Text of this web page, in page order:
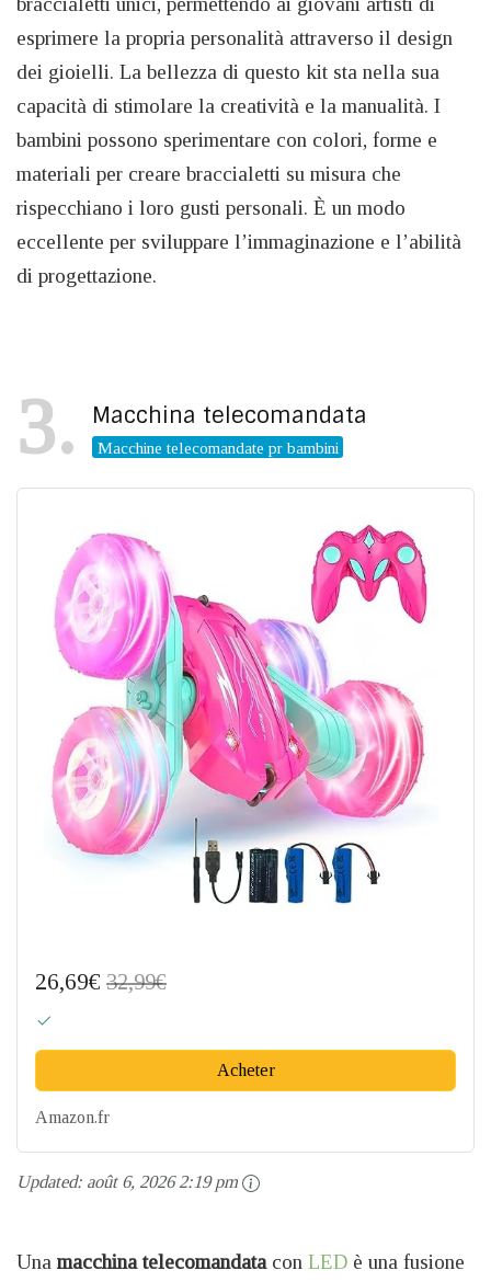
esprimere la propria personalità attraverso il design
dei gioielli. La bellezza di questo kit sta nella sua
capacità di stimolare la creatività e la manualità. I
bambini possono sperimentare con colori, forme e
materiali per creare braccialetti su misura che
rispecchiano i loro gusti personali. È un modo
eccellente per sviluppare l’immaginazione e l’abilità
di progettazione.
3 Macchina telecomandata
Macchine telecomandate pr bambini
26,69€ 32,99€
Acheter
Amazon.fr
Updated: août 6, 2026 2:19 pm
Una macchina telecomandata con LED è una fusione